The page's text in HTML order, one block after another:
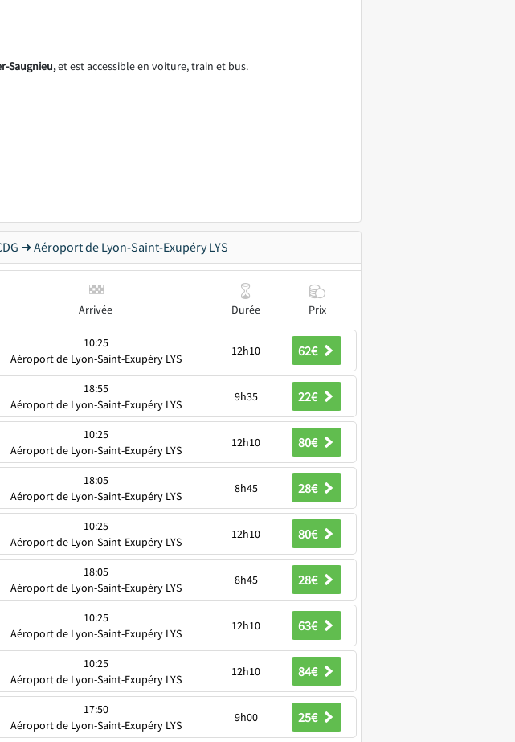
Saugnieu,et est accessible en voiture, train et bus.
➜ Aéroport de Lyon-Saint-Exupéry LYS
Arrivée Durée Prix
10:25
Aéroport de Lyon-Saint-Exupéry LYS
12h10 62€
18:55
Aéroport de Lyon-Saint-Exupéry LYS
9h35 22€
10:25
Aéroport de Lyon-Saint-Exupéry LYS
12h10 80€
18:05
Aéroport de Lyon-Saint-Exupéry LYS
8h45 28€
10:25
Aéroport de Lyon-Saint-Exupéry LYS
12h10 80€
18:05
Aéroport de Lyon-Saint-Exupéry LYS
8h45 28€
10:25
Aéroport de Lyon-Saint-Exupéry LYS
12h10 63€
10:25
Aéroport de Lyon-Saint-Exupéry LYS
12h10 84€
17:50
Aéroport de Lyon-Saint-Exupéry LYS
9h00 25€